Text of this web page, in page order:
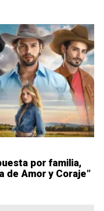
por familia,
de Amor y Coraje”